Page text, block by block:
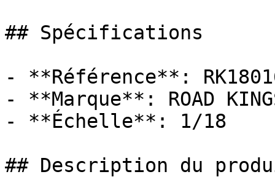
## Spécifications
- **Référence**:
- **Marque**: ROAD
- **Échelle**: 1/18
## Description du